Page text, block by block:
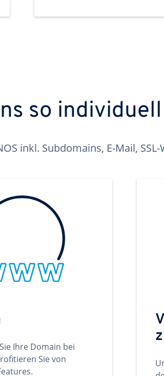
so
inkl. Subdomains, E-Mail,
Ihre Domain bei
Sie von